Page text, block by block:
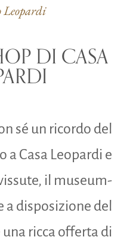
Leopardi
DI CASA
sé un ricordo del
a Casa Leopardi e
il museum-
a disposizione del
ricca offerta di